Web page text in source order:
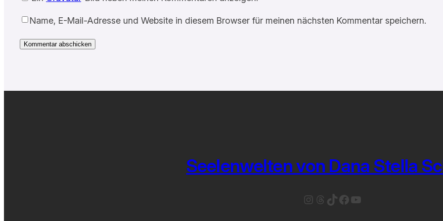
Name, E-Mail-Adresse und Website in diesem Browser für meinen nächsten Kommentar speichern.
Seelenwelten von Dana Stella
Instagram
Threads
TikTok
Facebook
YouTube